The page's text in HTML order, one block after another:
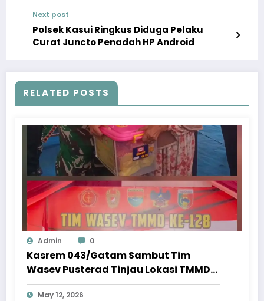
Next post
Polsek Kasui Ringkus Diduga Pelaku
Curat Juncto Penadah HP Android
RELATED POSTS
Admin 0
Kasrem 043/Gatam Sambut Tim
Wasev Pusterad Tinjau Lokasi TMMD
ke-128 Pekon Kalimiring
May 12, 2026